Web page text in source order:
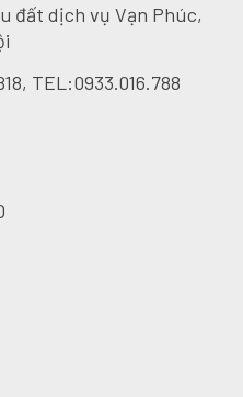
đất dịch vụ Vạn Phúc,
, TEL:0933.016.788